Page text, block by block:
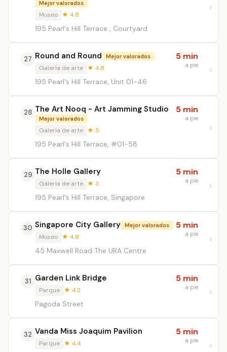
Mejor valorados
Museo ★ 4.8
195 Pearl's Hill Terrace , Courtyard
27 Round and Round Mejor valorados
Galería de arte ★ 4.8
195 Pearl's Hill Terrace, Unit 01-46
5 min
a pie
28 The Art Nooq - Art Jamming Studio
Mejor valorados
Galería de arte ★ 5
195 Pearl's Hill Terrace, #01-58
5 min
a pie
29 The Holle Gallery
Galería de arte ★ 3
195 Pearl's Hill Terrace, Singapore
5 min
a pie
30 Singapore City Gallery Mejor valorados
Museo ★ 4.8
45 Maxwell Road The URA Centre
5 min
a pie
31 Garden Link Bridge
Parque ★ 4.2
Pagoda Street
5 min
a pie
32 Vanda Miss Joaquim Pavilion
Parque ★ 4.4
5 min
a pie